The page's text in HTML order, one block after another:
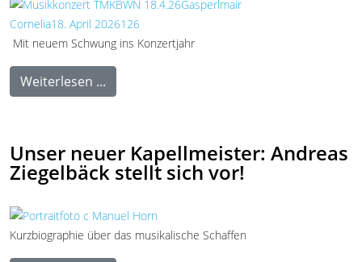
Mit neuem Schwung ins Konzertjahr
Weiterlesen ...
Unser neuer Kapellmeister: Andreas
Ziegelbäck stellt sich vor!
Kurzbiographie über das musikalische Schaffen